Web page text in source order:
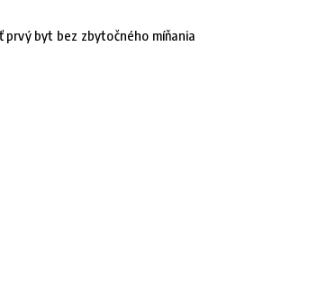
prvý byt bez zbytočného míňania